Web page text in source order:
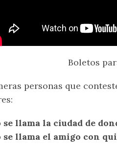
Boletos
personas que
se llama la ciudad de
se llama el amigo con